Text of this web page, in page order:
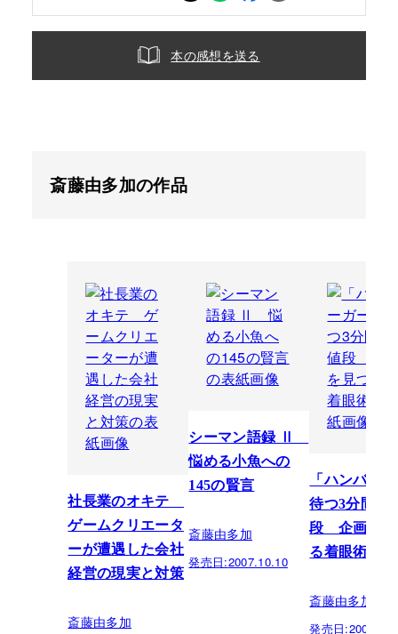
本の感想を送る
斎藤由多加の作品
社長業のオキテ
ゲームクリエータ
ーが遭遇した会社
経営の現実と対策
斎藤由多加
シーマン語録 Ⅱ
悩める小魚への
145の賢言
斎藤由多加
発売日:2007.10.10
「ハンバー
待つ3分間」
段 企画を見
る着眼術
斎藤由多加
発売日: